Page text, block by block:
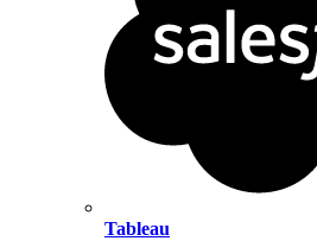
Tableau